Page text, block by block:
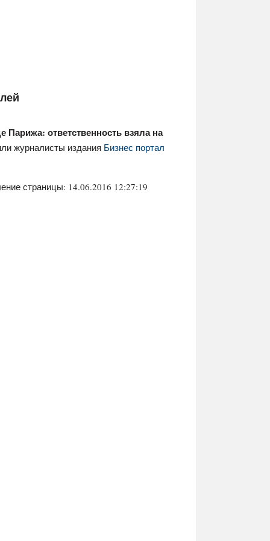
Парижа: ответственность взяла на
журналисты издания Бизнес портал
страницы: 14.06.2016 12:27:19